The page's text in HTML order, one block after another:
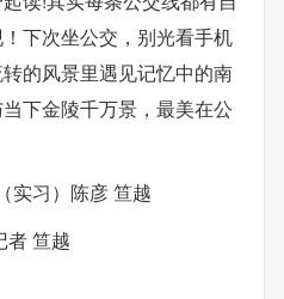
下次坐公交，别光看手机
的风景里遇见记忆中的南
下金陵千万景，最美在公
实习）陈彦 笪越
者 笪越